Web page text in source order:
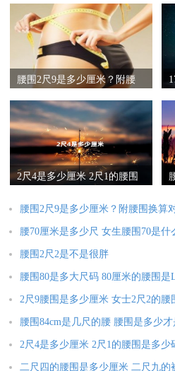
腰围2尺9是多少厘米？附腰
2尺4是多少厘米 2尺1的腰围
腰围2尺9是多少厘米？附腰围换算
腰70厘米是多少尺 女生腰围70是什
腰围2尺2是不是很胖
腰围80是多大尺码 80厘米的腰围是
2尺9腰围是多少厘米 女士2尺2的腰
腰围84cm是几尺的腰 腰围是多少才
2尺4是多少厘米 2尺1的腰围是多少
二尺四的腰围是多少厘米 二尺九的